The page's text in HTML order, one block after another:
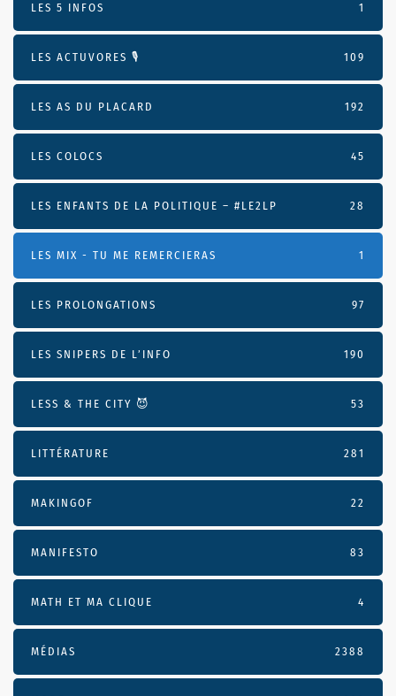
LES 5 INFOS 1
LES ACTUVORES 🎙 109
LES AS DU PLACARD 192
LES COLOCS 45
LES ENFANTS DE LA POLITIQUE – #LE2LP 28
LES MIX - TU ME REMERCIERAS 1
LES PROLONGATIONS 97
LES SNIPERS DE L’INFO 190
LESS & THE CITY 😈 53
LITTÉRATURE 281
MAKINGOF 22
MANIFESTO 83
MATH ET MA CLIQUE 4
MÉDIAS 2388